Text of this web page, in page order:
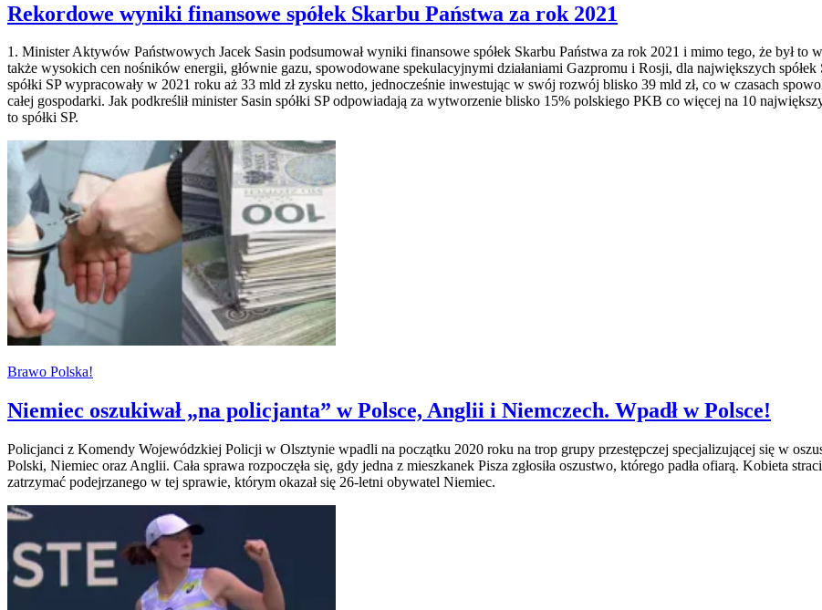
Rekordowe wyniki finansowe spółek Skarbu Państwa za rok 2021
1. Minister Aktywów Państwowych Jacek Sasin podsumował wyniki finansowe spółek Skarbu Państwa za rok 2021 i mimo tego, że był
także wysokich cen nośników energii, głównie gazu, spowodowane spekulacyjnymi działaniami Gazpromu i Rosji, dla największych
spółki SP wypracowały w 2021 roku aż 33 mld zł zysku netto, jednocześnie inwestując w swój rozwój blisko 39 mld zł, co w czasach
całej gospodarki. Jak podkreślił minister Sasin spółki SP odpowiadają za wytworzenie blisko 15% polskiego PKB co więcej na 10
to spółki SP.
Brawo Polska!
Niemiec oszukiwał „na policjanta” w Polsce, Anglii i Niemczech. Wpadł w Polsce!
Policjanci z Komendy Wojewódzkiej Policji w Olsztynie wpadli na początku 2020 roku na trop grupy przestępczej specjalizującej się w
Polski, Niemiec oraz Anglii. Cała sprawa rozpoczęła się, gdy jedna z mieszkanek Pisza zgłosiła oszustwo, którego padła ofiarą. Kobieta
zatrzymać podejrzanego w tej sprawie, którym okazał się 26-letni obywatel Niemiec.